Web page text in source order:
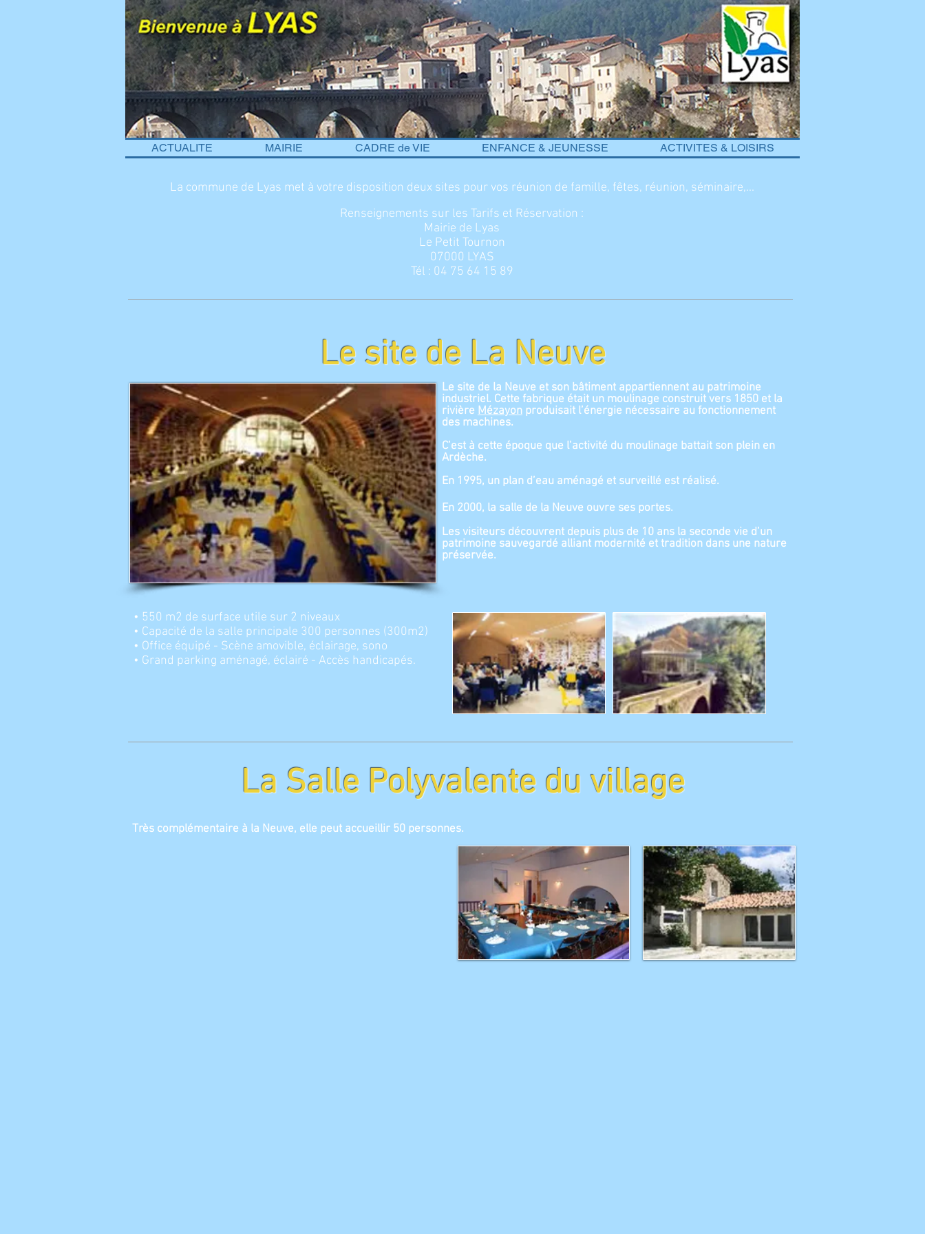
ACTUALITE MAIRIE CADRE de VIE ENFANCE & JEUNESSE ACTIVITES & LOISIRS
La commune de Lyas met à votre disposition deux sites pour vos réunion de famille, fêtes, réunion, séminaire,...
Renseignements sur les Tarifs et Réservation :
Mairie de Lyas
Le Petit Tournon
07000 LYAS
Tél : 04 75 64 15 89
Le site de La Neuve
Le site de la Neuve et son bâtiment appartiennent au patrimoine
industriel. Cette fabrique était un moulinage construit vers 1850 et la
rivière Mézayon produisait l’énergie nécessaire au fonctionnement
des machines.
C’est à cette époque que l’activité du moulinage battait son plein en
Ardèche.
En 1995, un plan d’eau aménagé et surveillé est réalisé.
En 2000, la salle de la Neuve ouvre ses portes.
Les visiteurs découvrent depuis plus de 10 ans la seconde vie d’un
patrimoine sauvegardé alliant modernité et tradition dans une nature
préservée.
• 550 m2 de surface utile sur 2 niveaux
• Capacité de la salle principale 300 personnes (300m2)
• Office équipé - Scène amovible, éclairage, sono
• Grand parking aménagé, éclairé - Accès handicapés.
La Salle Polyvalente du village
Très complémentaire à la Neuve, elle peut accueillir 50 personnes.